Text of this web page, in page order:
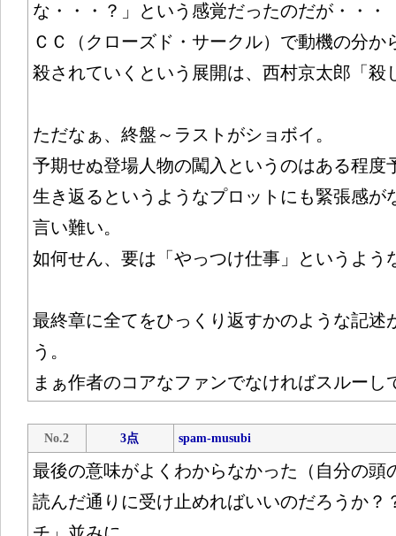
な・・・？」という感覚だったのだが・・・
ＣＣ（クローズド・サークル）で動機の分か
殺されていくという展開は、西村京太郎「殺
ただなぁ、終盤～ラストがショボイ。
予期せぬ登場人物の闖入というのはある程度
生き返るというようなプロットにも緊張感が
言い難い。
如何せん、要は「やっつけ仕事」というよう
最終章に全てをひっくり返すかのような記述
う。
まぁ作者のコアなファンでなければスルーし
No.2 3点 spam-musubi
最後の意味がよくわからなかった（自分の頭
読んだ通りに受け止めればいいのだろうか？